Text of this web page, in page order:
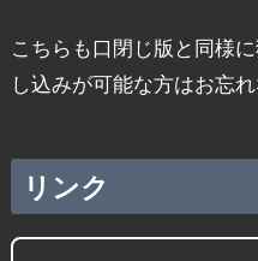
こちらも口閉じ版と同様
し込みが可能な方はお忘れ
リンク